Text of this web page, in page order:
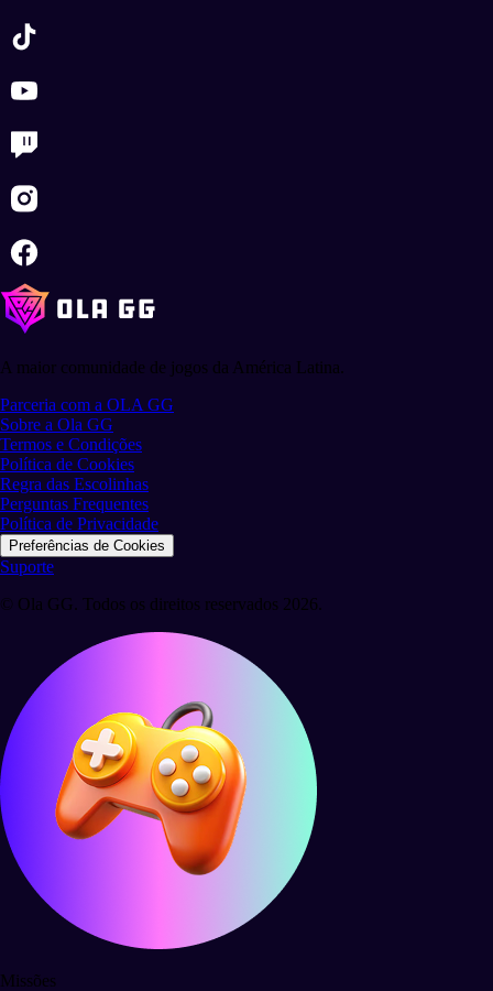
A maior comunidade de jogos da América Latina.
Parceria com a OLA GG
Sobre a Ola GG
Termos e Condições
Política de Cookies
Regra das Escolinhas
Perguntas Frequentes
Política de Privacidade
Preferências de Cookies
Suporte
© Ola GG. Todos os direitos reservados 2026.
Missões